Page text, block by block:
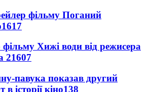
фільму Поганий
1617
Хижі води від режисера
21607
павука показав другий
історії кіно138